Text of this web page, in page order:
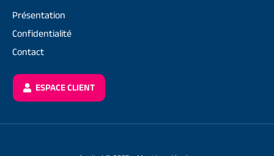
Présentation
Confidentialité
Contact
ESPACE CLIENT